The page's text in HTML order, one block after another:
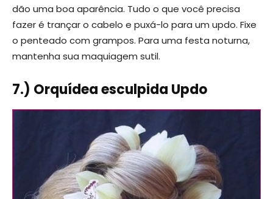
dão uma boa aparência. Tudo o que você precisa
fazer é trançar o cabelo e puxá-lo para um updo. Fixe
o penteado com grampos. Para uma festa noturna,
mantenha sua maquiagem sutil.
7.) Orquídea esculpida Updo